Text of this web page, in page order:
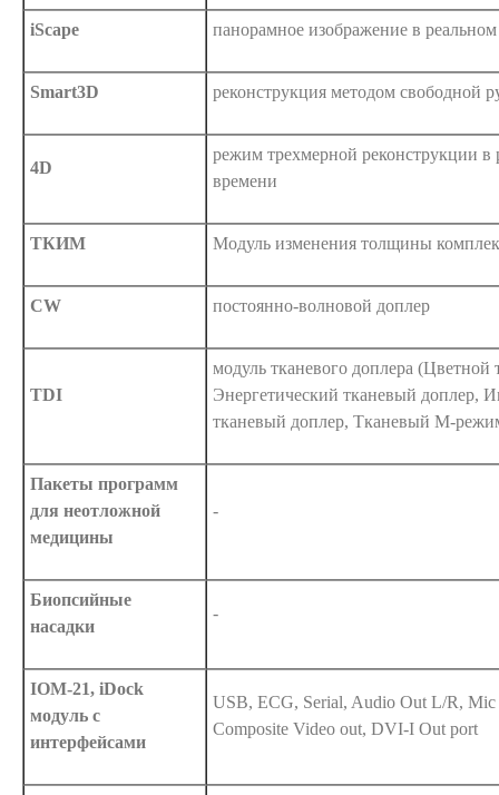
iScape панорамное изображение в
Smart3D реконструкция методом свободной
4D
режим трехмерной реконструкции в
времени
ТКИМ Модуль изменения толщины
CW постоянно-волновой доплер
TDI
модуль тканевого доплера (Цветной
Энергетический тканевый доплер,
тканевый доплер, Тканевый М-
Пакеты программ
для неотложной
медицины
-
Биопсийные
насадки
-
IOM-21, iDock
модуль с
интерфейсами
USB, ECG, Serial, Audio Out L/R, Mic
Composite Video out, DVI-I Out port